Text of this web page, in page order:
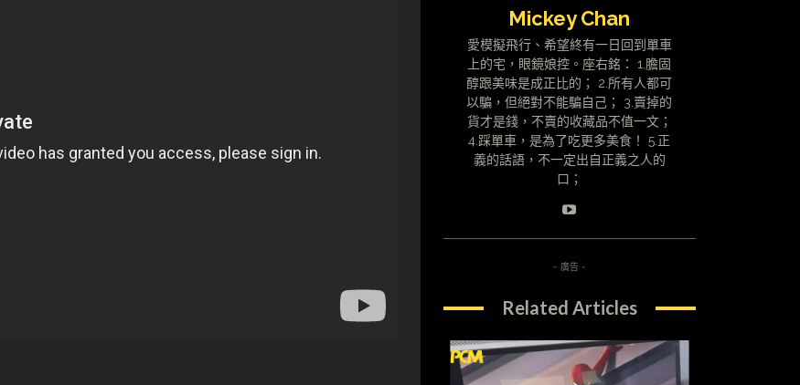
Mickey Chan
愛模擬飛行、希望終有一日回到單車
上的宅，眼鏡娘控。座右銘： 1.膽固
醇跟美味是成正比的； 2.所有人都可
以騙，但絕對不能騙自己； 3.賣掉的
貨才是錢，不賣的收藏品不值一文；
4.踩單車，是為了吃更多美食！ 5.正
義的話語，不一定出自正義之人的
口；
- 廣告 -
Related Articles